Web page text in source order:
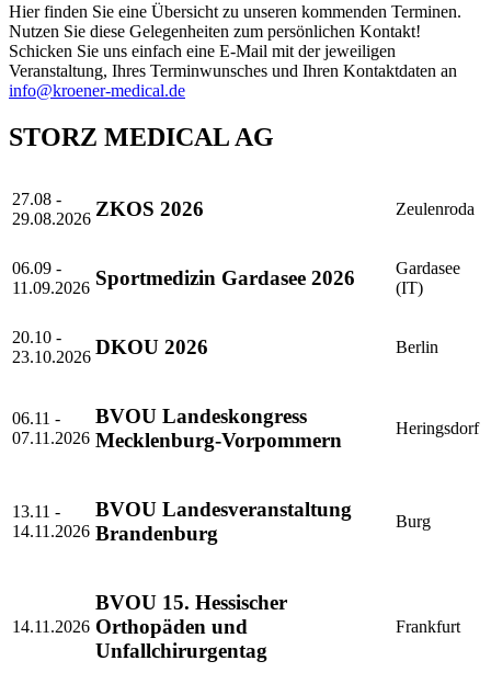
Hier finden Sie eine Übersicht zu unseren kommenden Terminen.
Nutzen Sie diese Gelegenheiten zum persönlichen Kontakt!
Schicken Sie uns einfach eine E-Mail mit der jeweiligen
Veranstaltung, Ihres Terminwunsches und Ihren Kontaktdaten an
info@kroener-medical.de
STORZ MEDICAL AG
27.08 -
29.08.2026 ZKOS 2026 Zeulenroda
06.09 -
11.09.2026 Sportmedizin Gardasee 2026
Gardasee
(IT)
20.10 -
23.10.2026 DKOU 2026 Berlin
06.11 -
07.11.2026
BVOU Landeskongress
Mecklenburg-Vorpommern
Heringsdorf
13.11 -
14.11.2026
BVOU Landesveranstaltung
Brandenburg
Burg
14.11.2026
BVOU 15. Hessischer
Orthopäden und
Unfallchirurgentag
Frankfurt